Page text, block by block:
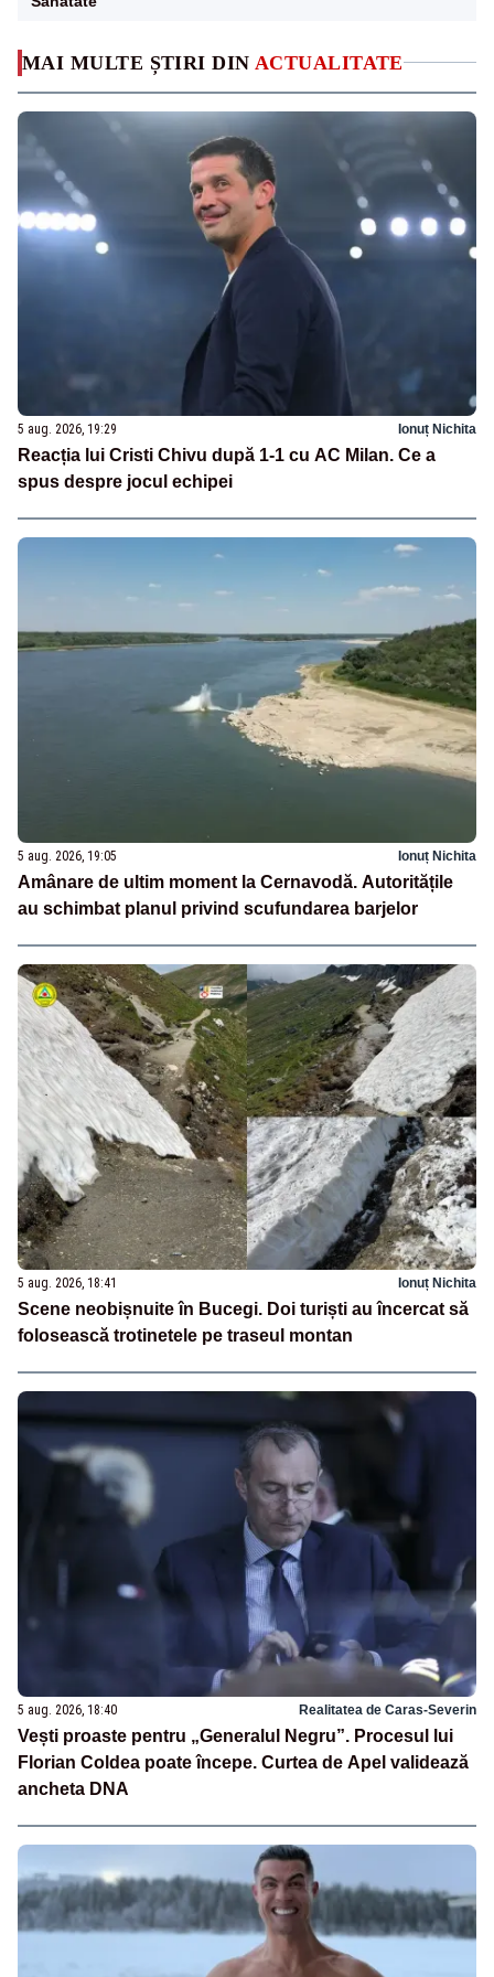
MAI MULTE ȘTIRI DIN ACTUALITATE
5 aug. 2026, 19:29 Ionuț Nichita
Reacția lui Cristi Chivu după 1-1 cu AC Milan. Ce a
spus despre jocul echipei
5 aug. 2026, 19:05 Ionuț Nichita
Amânare de ultim moment la Cernavodă. Autoritățile
au schimbat planul privind scufundarea barjelor
5 aug. 2026, 18:41 Ionuț Nichita
Scene neobișnuite în Bucegi. Doi turiști au încercat să
folosească trotinetele pe traseul montan
5 aug. 2026, 18:40 Realitatea de Caras-Severin
Vești proaste pentru „Generalul Negru”. Procesul lui
Florian Coldea poate începe. Curtea de Apel validează
ancheta DNA